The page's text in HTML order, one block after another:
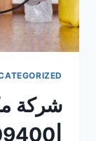
شركة